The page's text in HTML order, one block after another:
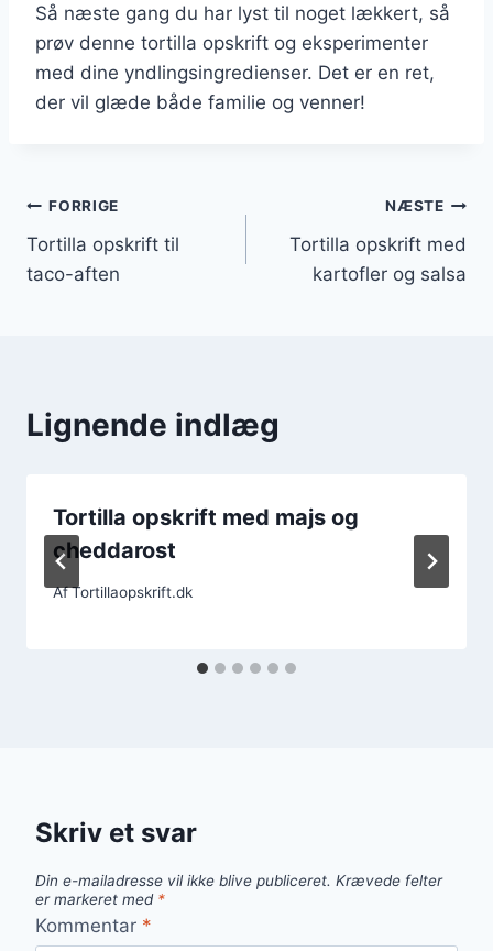
Så næste gang du har lyst til noget lækkert, så
prøv denne tortilla opskrift og eksperimenter
med dine yndlingsingredienser. Det er en ret,
der vil glæde både familie og venner!
Indlægsnavigation
FORRIGE
Tortilla opskrift til
taco-aften
NÆSTE
Tortilla opskrift med
kartofler og salsa
Lignende indlæg
Tortilla opskrift med majs og
cheddarost
AfTortillaopskrift.dk
Skriv et svar
Din e-mailadresse vil ikke blive publiceret. Krævede felter
er markeret med *
Kommentar *